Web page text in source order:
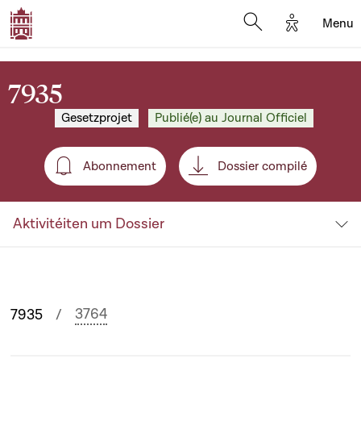
Options
Menu
7935
Gesetzprojet Publié(e) au Journal Officiel
Abonnement
Abonnement Dossier compilé
Aktivitéiten um Dossier
7935 3764